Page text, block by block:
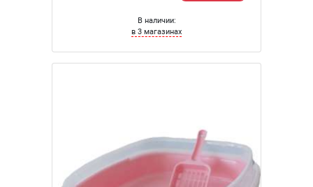
В наличии:
в 3 магазинах